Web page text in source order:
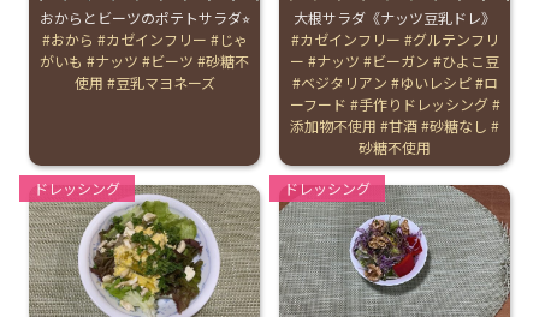
おからとビーツのポテトサラダ⭐︎
Tags:
おから カゼインフリー
じゃ
がいも
ナッツ ビーツ
砂糖不
使用
豆乳マヨネーズ
大根サラダ《ナッツ豆乳ドレ》
Tags:
カゼインフリー
グルテンフリ
ー
ナッツ ビーガン
ひよこ豆
ベジタリアン
ゆいレシピ ロ
ーフード
手作りドレッシング
添加物不使用
甘酒 砂糖なし
砂糖不使用
Categories:
ドレッシング Categories:
ドレッシング
その他の診療内容
‘さんルーム’ でさまざまな講座・クラス
遠方にお住まいで当院での出産を希望される方へ
医師プロフィール
English Page